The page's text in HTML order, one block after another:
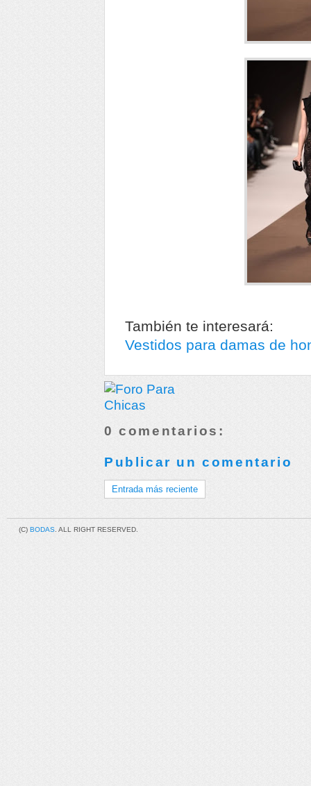
También te interesará:
Vestidos para damas de
0 comentarios:
Publicar un comentario
Entrada más reciente
(C) BODAS . ALL RIGHT RESERVED.